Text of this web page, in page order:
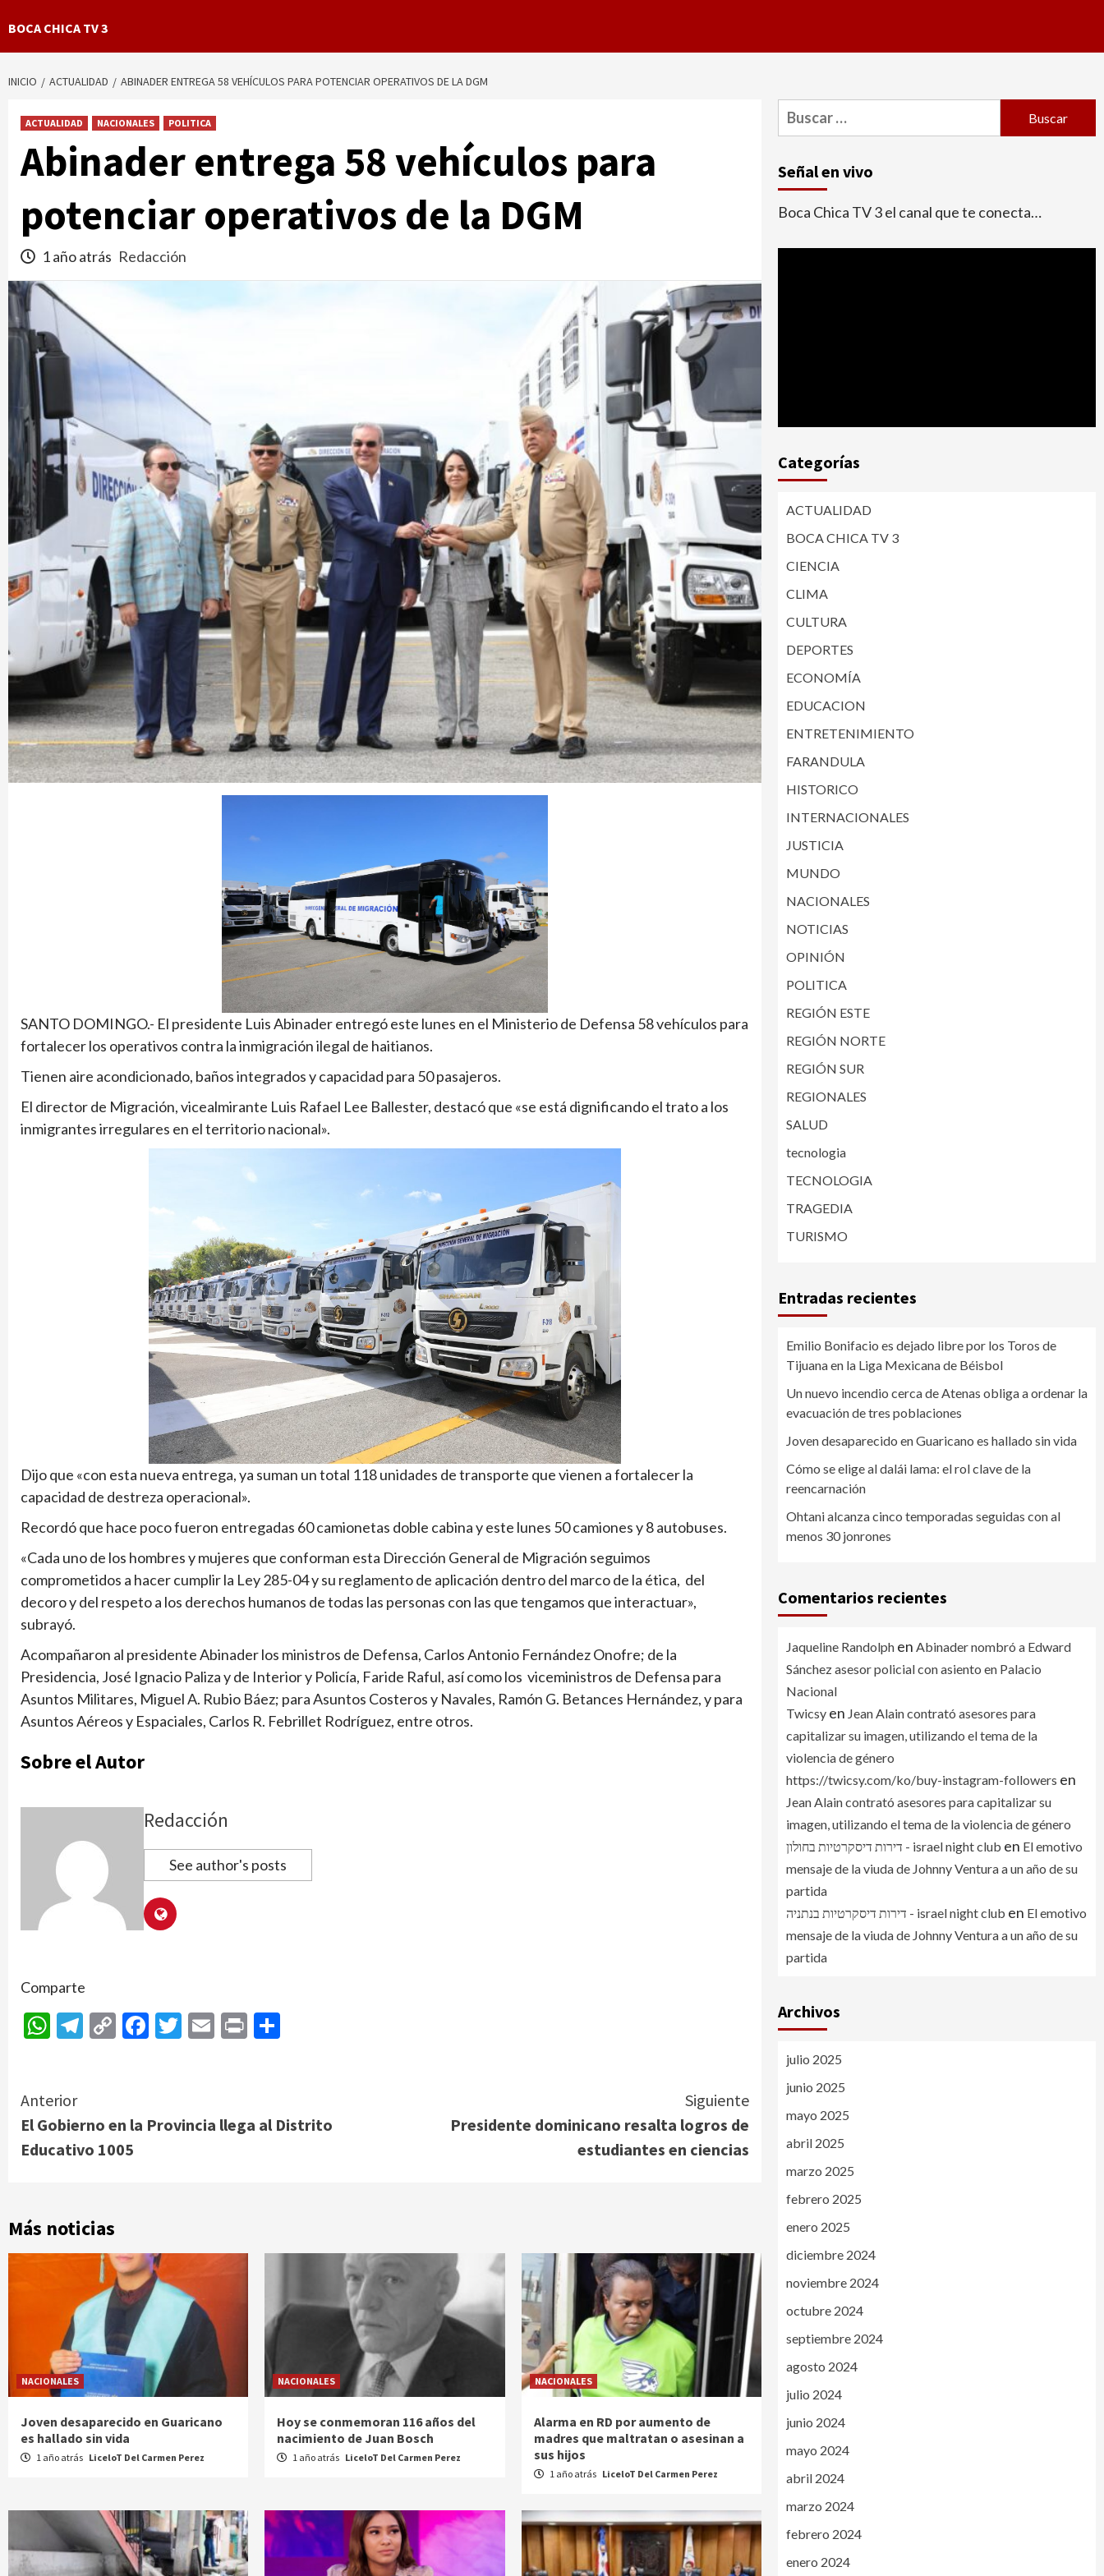
BOCA CHICA TV 3
INICIO ACTUALIDAD ABINADER ENTREGA 58 VEHÍCULOS PARA POTENCIAR OPERATIVOS DE LA DGM
ACTUALIDAD NACIONALES POLITICA
Abinader entrega 58 vehículos para
potenciar operativos de la DGM
1 año atrás Redacción
SANTO DOMINGO.- El presidente Luis Abinader entregó este lunes en el Ministerio de Defensa 58 vehículos para
fortalecer los operativos contra la inmigración ilegal de haitianos.
Tienen aire acondicionado, baños integrados y capacidad para 50 pasajeros.
El director de Migración, vicealmirante Luis Rafael Lee Ballester, destacó que «se está dignificando el trato a los
inmigrantes irregulares en el territorio nacional».
Dijo que «con esta nueva entrega, ya suman un total 118 unidades de transporte que vienen a fortalecer la
capacidad de destreza operacional».
Recordó que hace poco fueron entregadas 60 camionetas doble cabina y este lunes 50 camiones y 8 autobuses.
«Cada uno de los hombres y mujeres que conforman esta Dirección General de Migración seguimos
comprometidos a hacer cumplir la Ley 285-04 y su reglamento de aplicación dentro del marco de la ética, del
decoro y del respeto a los derechos humanos de todas las personas con las que tengamos que interactuar»,
subrayó.
Acompañaron al presidente Abinader los ministros de Defensa, Carlos Antonio Fernández Onofre; de la
Presidencia, José Ignacio Paliza y de Interior y Policía, Faride Raful, así como los viceministros de Defensa para
Asuntos Militares, Miguel A. Rubio Báez; para Asuntos Costeros y Navales, Ramón G. Betances Hernández, y para
Asuntos Aéreos y Espaciales, Carlos R. Febrillet Rodríguez, entre otros.
Sobre el Autor
Redacción
See author's posts
Comparte
WhatsApp
Telegram
CopyFacebook
Twitter
Email
Print
Continue
Reading
Anterior
El Gobierno en la Provincia llega al Distrito
Educativo 1005
Siguiente
Presidente dominicano resalta logros de
estudiantes en ciencias
Más noticias
NACIONALES
Joven desaparecido en Guaricano
es hallado sin vida
1 año atrás LiceloT Del Carmen Perez
NACIONALES
Hoy se conmemoran 116 años del
nacimiento de Juan Bosch
1 año atrás LiceloT Del Carmen Perez
NACIONALES
Alarma en RD por aumento de
madres que maltratan o asesinan a
sus hijos
1 año atrás LiceloT Del Carmen Perez
Buscar:
Señal en vivo
Boca Chica TV 3 el canal que te conecta…
Categorías
ACTUALIDAD
BOCA CHICA TV 3
CIENCIA
CLIMA
CULTURA
DEPORTES
ECONOMÍA
EDUCACION
ENTRETENIMIENTO
FARANDULA
HISTORICO
INTERNACIONALES
JUSTICIA
MUNDO
NACIONALES
NOTICIAS
OPINIÓN
POLITICA
REGIÓN ESTE
REGIÓN NORTE
REGIÓN SUR
REGIONALES
SALUD
tecnologia
TECNOLOGIA
TRAGEDIA
TURISMO
Entradas recientes
Emilio Bonifacio es dejado libre por los Toros de
Tijuana en la Liga Mexicana de Béisbol
Un nuevo incendio cerca de Atenas obliga a ordenar la
evacuación de tres poblaciones
Joven desaparecido en Guaricano es hallado sin vida
Cómo se elige al dalái lama: el rol clave de la
reencarnación
Ohtani alcanza cinco temporadas seguidas con al
menos 30 jonrones
Comentarios recientes
Jaqueline Randolphen Abinader nombró a Edward
Sánchez asesor policial con asiento en Palacio
Nacional
Twicsyen Jean Alain contrató asesores para
capitalizar su imagen, utilizando el tema de la
violencia de género
https://twicsy.com/ko/buy-instagram-followers en
Jean Alain contrató asesores para capitalizar su
imagen, utilizando el tema de la violencia de género
דירות דיסקרטיות בחולון - israel night club en El emotivo
mensaje de la viuda de Johnny Ventura a un año de su
partida
דירות דיסקרטיות בנתניה - israel night club en El emotivo
mensaje de la viuda de Johnny Ventura a un año de su
partida
Archivos
julio 2025
junio 2025
mayo 2025
abril 2025
marzo 2025
febrero 2025
enero 2025
diciembre 2024
noviembre 2024
octubre 2024
septiembre 2024
agosto 2024
julio 2024
junio 2024
mayo 2024
abril 2024
marzo 2024
febrero 2024
enero 2024